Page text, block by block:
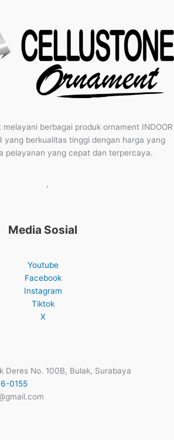
berbagai produk ornament INDOOR
yang berkualitas tinggi dengan harga yang
pelayanan yang cepat dan terpercaya.
'
Media Sosial
Youtube
Facebook
Instagram
Tiktok
X
Deres No. 100B, Bulak, Surabaya
0155